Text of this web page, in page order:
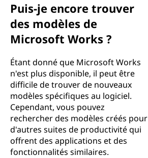
Puis-je encore trouver
des modèles de
Microsoft Works ?
Étant donné que Microsoft Works
n'est plus disponible, il peut être
difficile de trouver de nouveaux
modèles spécifiques au logiciel.
Cependant, vous pouvez
rechercher des modèles créés pour
d'autres suites de productivité qui
offrent des applications et des
fonctionnalités similaires.